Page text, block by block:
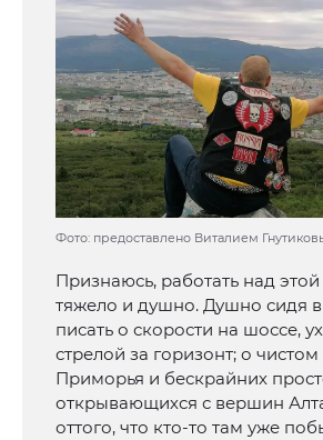
Фото: предоставлено Виталием
Признаюсь, работать над
тяжело и душно. Душно сидя в
писать о скорости на шоссе,
стрелой за горизонт; о чистом
Приморья и бескрайних
открывающихся с вершин
оттого, что кто-то там уже